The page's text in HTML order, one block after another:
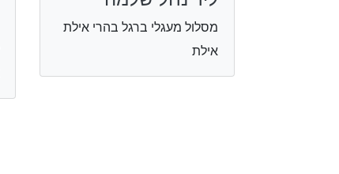
מסלול מעגלי ברגל בהרי אילת
אילת